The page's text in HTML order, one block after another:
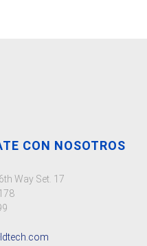
CON NOSOTROS
Way Set. 17